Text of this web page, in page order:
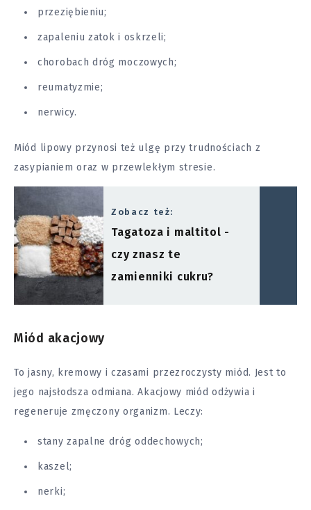
przeziębieniu;
zapaleniu zatok i oskrzeli;
chorobach dróg moczowych;
reumatyzmie;
nerwicy.
Miód lipowy przynosi też ulgę przy trudnościach z
zasypianiem oraz w przewlekłym stresie.
Zobacz też:
Tagatoza i maltitol -
czy znasz te
zamienniki cukru?
Miód akacjowy
To jasny, kremowy i czasami przezroczysty miód. Jest to
jego najsłodsza odmiana. Akacjowy miód odżywia i
regeneruje zmęczony organizm. Leczy:
stany zapalne dróg oddechowych;
kaszel;
nerki;